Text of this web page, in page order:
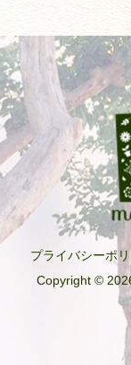
プライバシーポ
Copyright ©